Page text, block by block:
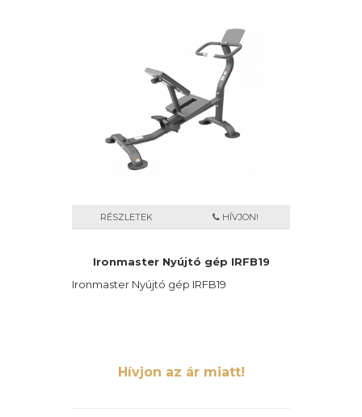
RÉSZLETEK HÍVJON!
Ironmaster Nyújtó gép IRFB19
Ironmaster Nyújtó gép IRFB19
Hívjon az ár miatt!